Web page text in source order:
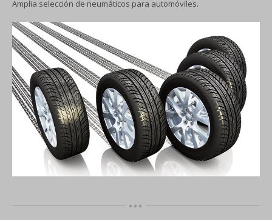
INSTALADOROFICIAL
AUTOGAS(GLP)
OCASION
ACTUALIDAD
Artículos
Noticias
CONTACTO
INICIO
Amplia selección de neumáticos para automóviles.